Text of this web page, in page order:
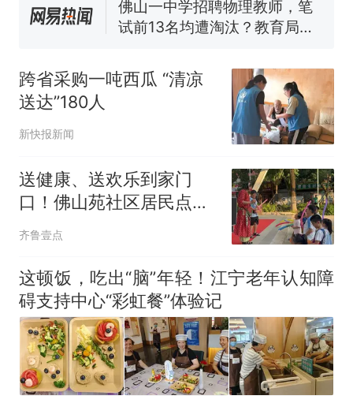
试前13名均遭淘汰？教育局：
已叫停招聘，成立调查组全面
笔试第一被第二名传话劝弃考
享界G9车型预售价公布：
那个在床头放菜刀的女孩，
因老师一句“跟我回家”改写了
人生
跨省采购一吨西瓜 “清凉
送达”180人
新快报新闻
送健康、送欢乐到家门
口！佛山苑社区居民点赞
社区文化节
齐鲁壹点
这顿饭，吃出“脑”年轻！江宁老年认知障
碍支持中心“彩虹餐”体验记